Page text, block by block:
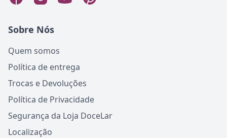
Sobre Nós
Quem somos
Política de entrega
Trocas e Devoluções
Política de Privacidade
Segurança da Loja DoceLar
Localização